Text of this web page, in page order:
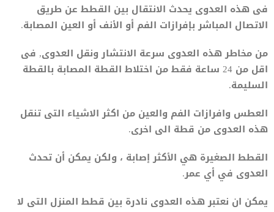
فى هذه العدوى يحدث الانتقال بين القطط عن طريق
الاتصال المباشر بإفرازات الفم أو الأنف أو العين المصابة.
من مخاطر هذه العدوى سرعة الانتشار ونقل العدوى, فى
اقل من 24 ساعة فقط من اختلاط القطة المصابة بالقطة
السليمة.
العطس وافرازات الفم والعين من اكثر الاشياء التى تنقل
هذه العدوى من قطة الى اخرى.
القطط الصغيرة هي الأكثر إصابة ، ولكن يمكن أن تحدث
العدوى في أي عمر.
يمكن ان نعتبر هذه العدوى نادرة بين قطط المنزل التى لا